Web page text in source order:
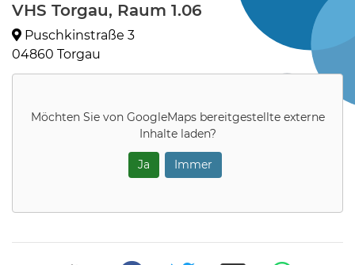
VHS Torgau, Raum 1.06
Puschkinstraße 3
04860 Torgau
Möchten Sie von GoogleMapsbereitgestellte externe
Inhalte laden?
Ja Immer